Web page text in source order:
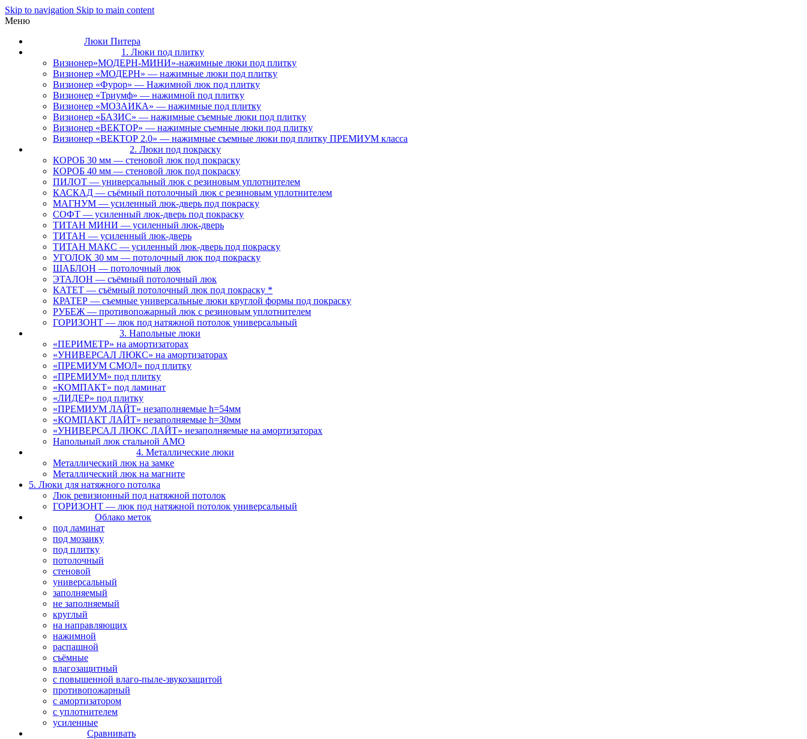
Skip to navigation Skip to main content
Меню
Люки Питера
1. Люки под плитку
Визионер»МОДЕРН-МИНИ»-нажимные люки под плитку
Визионер «МОДЕРН» — нажимные люки под плитку
Визионер «Фурор» — Нажимной люк под плитку
Визионер «Триумф» — нажимной под плитку
Визионер «МОЗАИКА» — нажимные под плитку
Визионер «БАЗИС» — нажимные съемные люки под плитку
Визионер «ВЕКТОР» — нажимные съемные люки под плитку
Визионер «ВЕКТОР 2.0» — нажимные съемные люки под плитку ПРЕМИУМ класса
2. Люки под покраску
КОРОБ 30 мм — стеновой люк под покраску
КОРОБ 40 мм — стеновой люк под покраску
ПИЛОТ — универсальный люк с резиновым уплотнителем
КАСКАД — съёмный потолочный люк с резиновым уплотнителем
МАГНУМ — усиленный люк-дверь под покраску
СОФТ — усиленный люк-дверь под покраску
ТИТАН МИНИ — усиленный люк-дверь
ТИТАН — усиленный люк-дверь
ТИТАН МАКС — усиленный люк-дверь под покраску
УГОЛОК 30 мм — потолочный люк под покраску
ШАБЛОН — потолочный люк
ЭТАЛОН — съёмный потолочный люк
КАТЕТ — съёмный потолочный люк под покраску *
КРАТЕР — съемные универсальные люки круглой формы под покраску
РУБЕЖ — противопожарный люк с резиновым уплотнителем
ГОРИЗОНТ — люк под натяжной потолок универсальный
3. Напольные люки
«ПЕРИМЕТР» на амортизаторах
«УНИВЕРСАЛ ЛЮКС» на амортизаторах
«ПРЕМИУМ СМОЛ» под плитку
«ПРЕМИУМ» под плитку
«КОМПАКТ» под ламинат
«ЛИДЕР» под плитку
«ПРЕМИУМ ЛАЙТ» незаполняемые h=54мм
«КОМПАКТ ЛАЙТ» незаполняемые h=30мм
«УНИВЕРСАЛ ЛЮКС ЛАЙТ» незаполняемые на амортизаторах
Напольный люк стальной АМО
4. Металлические люки
Металлический люк на замке
Металлический люк на магните
5. Люки для натяжного потолка
Люк ревизионный под натяжной потолок
ГОРИЗОНТ — люк под натяжной потолок универсальный
Облако меток
под ламинат
под мозаику
под плитку
потолочный
стеновой
универсальный
заполняемый
не заполняемый
круглый
на направляющих
нажимной
распашной
съёмные
влагозащитный
с повышенной влаго-пыле-звукозащитой
противопожарный
с амортизатором
с уплотнителем
усиленные
Сравнивать